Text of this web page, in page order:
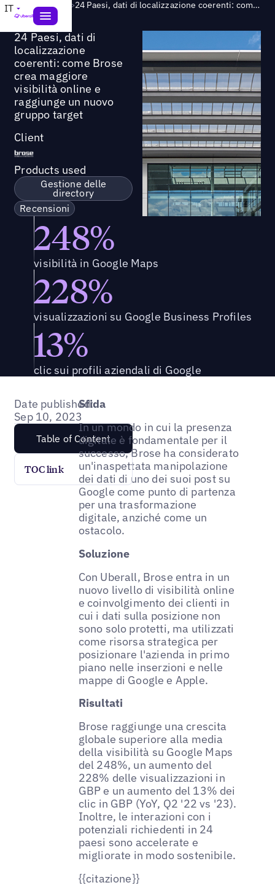
IT Success Story > 24 Paesi, dati di localizzazione coerenti: come Brose crea maggiore visibilità online e raggiunge un nuovo gruppo target
24 Paesi, dati di
localizzazione
coerenti: come Brose
crea maggiore
visibilità online e
raggiunge un nuovo
gruppo target
Client
Products used
Gestione delle
directory
Recensioni
248%
visibilità in Google Maps
228%
visualizzazioni su Google Business Profiles
13%
clic sui profili aziendali di Google
Date published:
Sep 10, 2023
Table of Content
TOC link
Sfida
In un mondo in cui la presenza
digitale è fondamentale per il
successo, Brose ha considerato
un'inaspettata manipolazione
dei dati di uno dei suoi post su
Google come punto di partenza
per una trasformazione
digitale, anziché come un
ostacolo.
Soluzione
Con Uberall, Brose entra in un
nuovo livello di visibilità online
e coinvolgimento dei clienti in
cui i dati sulla posizione non
sono solo protetti, ma utilizzati
come risorsa strategica per
posizionare l'azienda in primo
piano nelle inserzioni e nelle
mappe di Google e Apple.
Risultati
Brose raggiunge una crescita
globale superiore alla media
della visibilità su Google Maps
del 248%, un aumento del
228% delle visualizzazioni in
GBP e un aumento del 13% dei
clic in GBP (YoY, Q2 '22 vs '23).
Inoltre, le interazioni con i
potenziali richiedenti in 24
paesi sono accelerate e
migliorate in modo sostenibile.
{{citazione}}